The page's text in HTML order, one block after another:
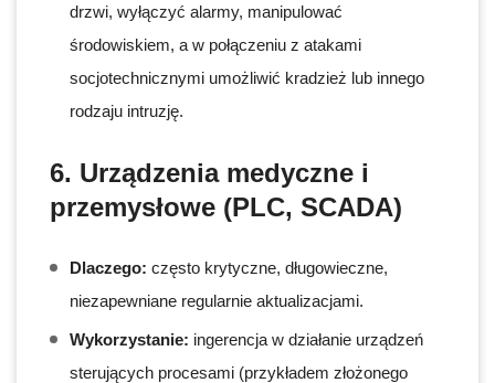
drzwi, wyłączyć alarmy, manipulować
środowiskiem, a w połączeniu z atakami
socjotechnicznymi umożliwić kradzież lub innego
rodzaju intruzję.
6. Urządzenia medyczne i
przemysłowe (PLC, SCADA)
Dlaczego: często krytyczne, długowieczne,
niezapewniane regularnie aktualizacjami.
Wykorzystanie: ingerencja w działanie urządzeń
sterujących procesami (przykładem złożonego